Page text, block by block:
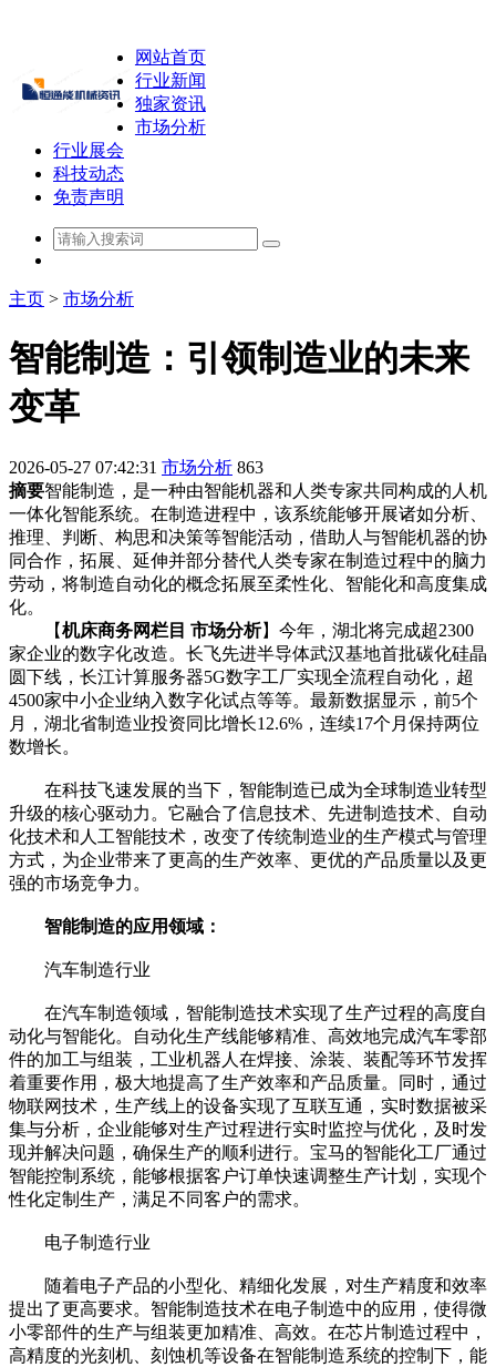
网站首页
行业新闻
独家资讯
市场分析
行业展会
科技动态
免责声明
主页 > 市场分析
智能制造：引领制造业的未来
变革
2026-05-27 07:42:31 市场分析 863
摘要智能制造，是一种由智能机器和人类专家共同构成的人机
一体化智能系统。在制造进程中，该系统能够开展诸如分析、
推理、判断、构思和决策等智能活动，借助人与智能机器的协
同合作，拓展、延伸并部分替代人类专家在制造过程中的脑力
劳动，将制造自动化的概念拓展至柔性化、智能化和高度集成
化。
【机床商务网栏目 市场分析】今年，湖北将完成超2300
家企业的数字化改造。长飞先进半导体武汉基地首批碳化硅晶
圆下线，长江计算服务器5G数字工厂实现全流程自动化，超
4500家中小企业纳入数字化试点等等。最新数据显示，前5个
月，湖北省制造业投资同比增长12.6%，连续17个月保持两位
数增长。
在科技飞速发展的当下，智能制造已成为全球制造业转型
升级的核心驱动力。它融合了信息技术、先进制造技术、自动
化技术和人工智能技术，改变了传统制造业的生产模式与管理
方式，为企业带来了更高的生产效率、更优的产品质量以及更
强的市场竞争力。
智能制造的应用领域 ：
汽车制造行业​
在汽车制造领域，智能制造技术实现了生产过程的高度自
动化与智能化。自动化生产线能够精准、高效地完成汽车零部
件的加工与组装，工业机器人在焊接、涂装、装配等环节发挥
着重要作用，极大地提高了生产效率和产品质量。同时，通过
物联网技术，生产线上的设备实现了互联互通，实时数据被采
集与分析，企业能够对生产过程进行实时监控与优化，及时发
现并解决问题，确保生产的顺利进行。宝马的智能化工厂通过
智能控制系统，能够根据客户订单快速调整生产计划，实现个
性化定制生产，满足不同客户的需求。​
电子制造行业​
随着电子产品的小型化、精细化发展，对生产精度和效率
提出了更高要求。智能制造技术在电子制造中的应用，使得微
小零部件的生产与组装更加精准、高效。在芯片制造过程中，
高精度的光刻机、刻蚀机等设备在智能制造系统的控制下，能